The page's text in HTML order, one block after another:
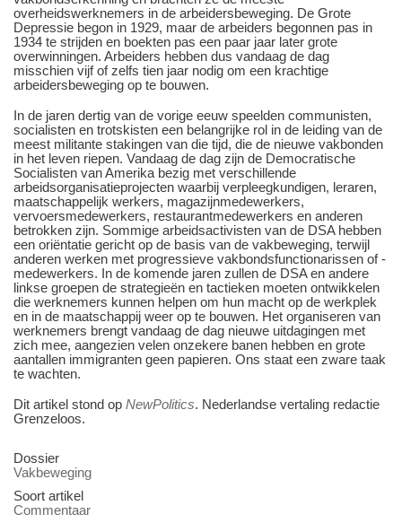
overheidswerknemers in de arbeidersbeweging. De Grote
Depressie begon in 1929, maar de arbeiders begonnen pas in
1934 te strijden en boekten pas een paar jaar later grote
overwinningen. Arbeiders hebben dus vandaag de dag
misschien vijf of zelfs tien jaar nodig om een krachtige
arbeidersbeweging op te bouwen.
In de jaren dertig van de vorige eeuw speelden communisten,
socialisten en trotskisten een belangrijke rol in de leiding van de
meest militante stakingen van die tijd, die de nieuwe vakbonden
in het leven riepen. Vandaag de dag zijn de Democratische
Socialisten van Amerika bezig met verschillende
arbeidsorganisatieprojecten waarbij verpleegkundigen, leraren,
maatschappelijk werkers, magazijnmedewerkers,
vervoersmedewerkers, restaurantmedewerkers en anderen
betrokken zijn. Sommige arbeidsactivisten van de DSA hebben
een oriëntatie gericht op de basis van de vakbeweging, terwijl
anderen werken met progressieve vakbondsfunctionarissen of -
medewerkers. In de komende jaren zullen de DSA en andere
linkse groepen de strategieën en tactieken moeten ontwikkelen
die werknemers kunnen helpen om hun macht op de werkplek
en in de maatschappij weer op te bouwen. Het organiseren van
werknemers brengt vandaag de dag nieuwe uitdagingen met
zich mee, aangezien velen onzekere banen hebben en grote
aantallen immigranten geen papieren. Ons staat een zware taak
te wachten.
Dit artikel stond op NewPolitics. Nederlandse vertaling redactie
Grenzeloos.
Dossier
Vakbeweging
Soort artikel
Commentaar